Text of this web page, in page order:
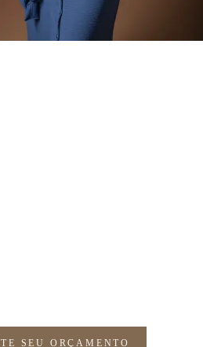
SEU ORÇAMENTO